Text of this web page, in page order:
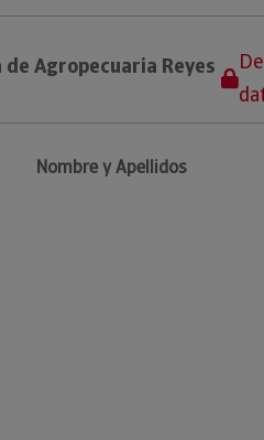
Agropecuaria Reyes
Nombre y Apellidos